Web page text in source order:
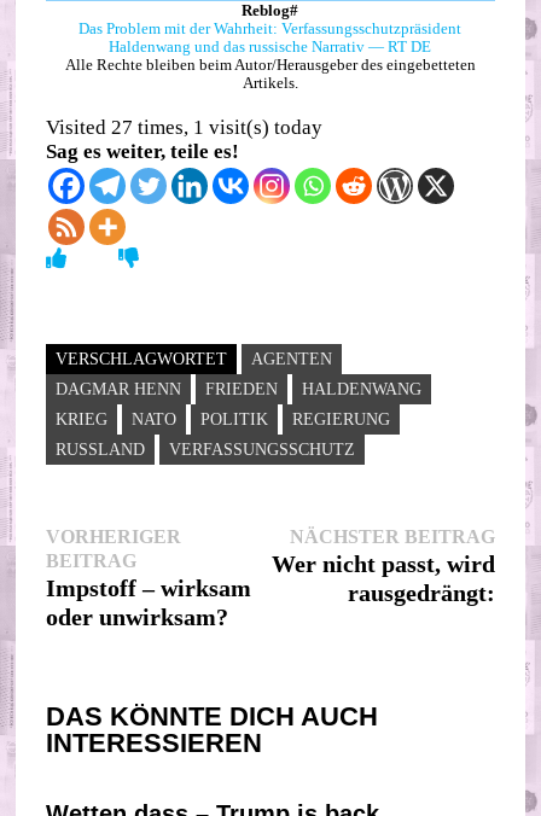
Reblog#
Das Problem mit der Wahrheit: Verfassungsschutzpräsident
Haldenwang und das russische Narrativ — RT DE
Alle Rechte bleiben beim Autor/Herausgeber des eingebetteten
Artikels.
Visited 27 times, 1 visit(s) today
Sag es weiter, teile es!
VERSCHLAGWORTET
AGENTEN
DAGMAR HENN
FRIEDEN
HALDENWANG
KRIEG
NATO POLITIK
REGIERUNG
RUSSLAND
VERFASSUNGSSCHUTZ
Beitragsnavigation
VORHERIGER
BEITRAGVorheriger
Beitrag:
Impstoff – wirksam
oder unwirksam?
NÄCHSTER BEITRAG
Wer nicht passt, wird
rausgedrängt:
DAS KÖNNTE DICH AUCH
INTERESSIEREN